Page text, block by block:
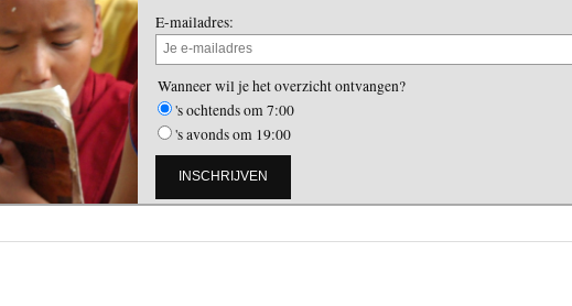
E-mailadres:
Wanneer wil je het overzicht ontvangen?
's ochtends om 7:00
's avonds om 19:00